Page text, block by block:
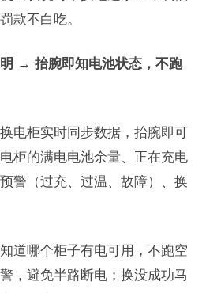
款不白吃。
→ 抬腕即知电池状态，不跑
电柜实时同步数据，抬腕即可
柜的满电电池余量、正在充电
警（过充、过温、故障）、换
道哪个柜子有电可用，不跑空
，避免半路断电；换没成功马